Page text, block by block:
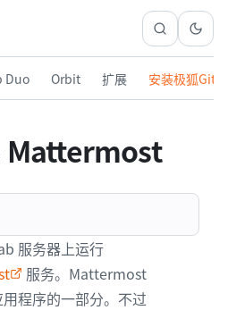
Duo Orbit 扩展 安装极狐
Mattermost
服务器上运行
服务。Mattermost
程序的一部分。不过